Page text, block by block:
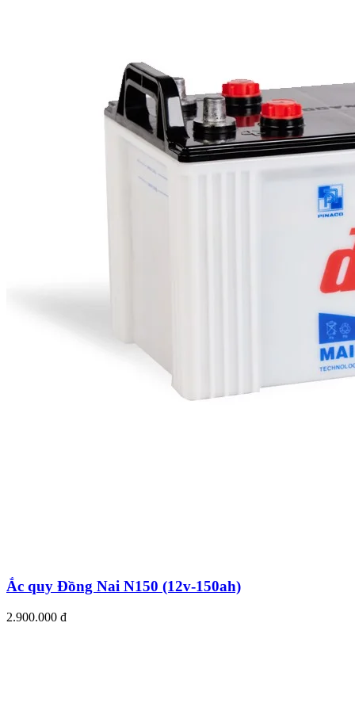
Ắc quy Đồng Nai N150 (12v-150ah)
2.900.000 đ